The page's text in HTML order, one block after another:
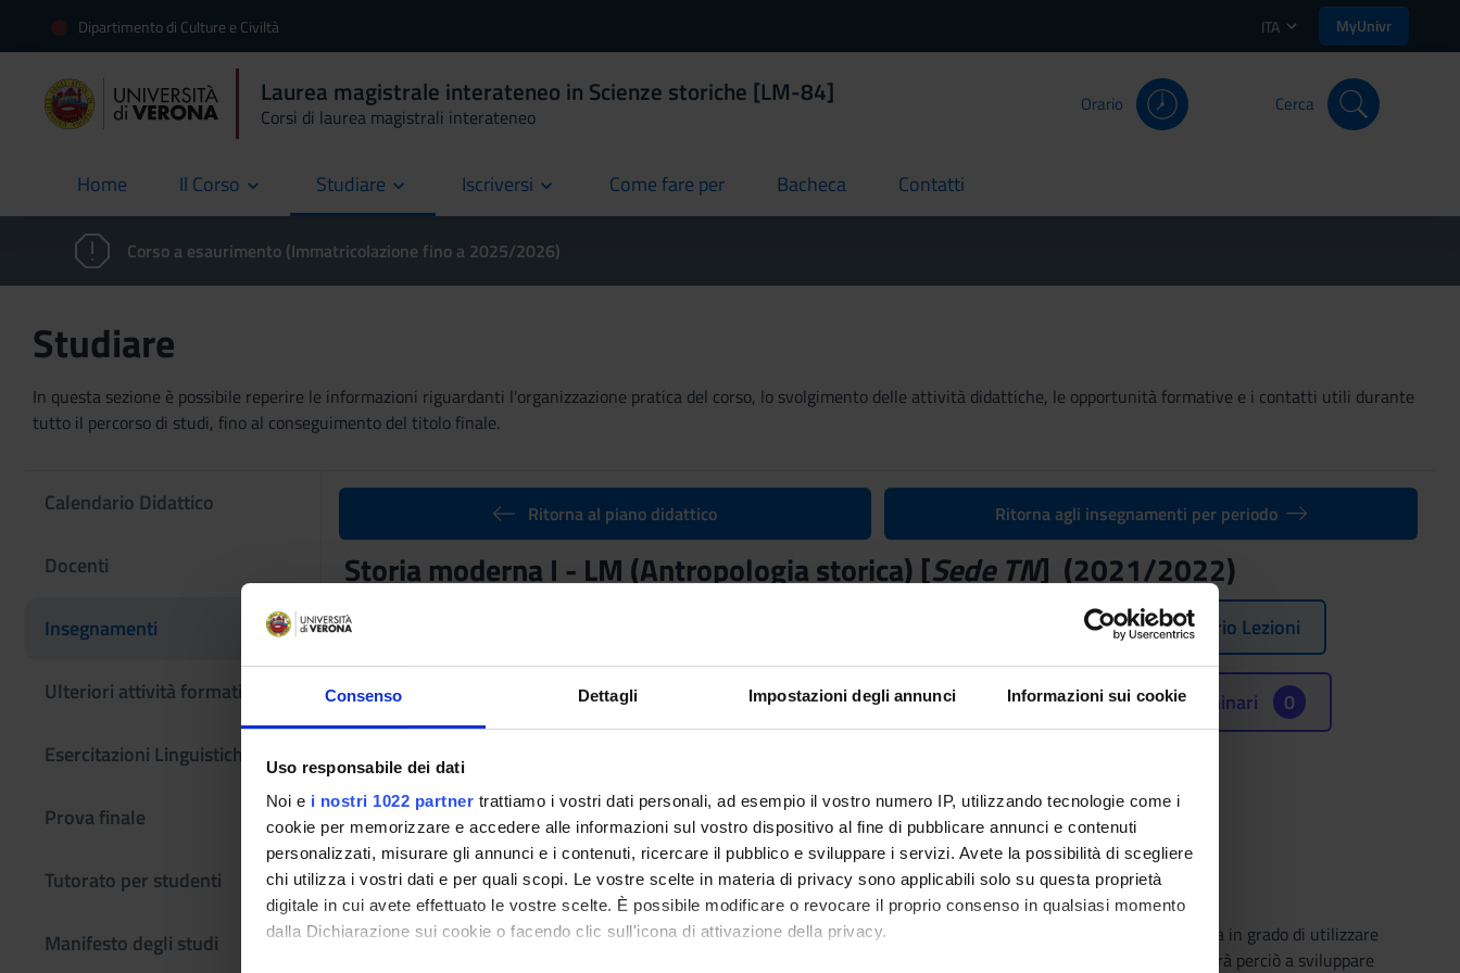
Consenso Dettagli Impostazioni degli annunci Informazioni sui cookie
Uso responsabile dei dati
Noi e i nostri 1022 partner trattiamo i vostri dati personali, ad esempio il vostro numero IP, utilizzando tecnologie come i
cookie per memorizzare e accedere alle informazioni sul vostro dispositivo al fine di pubblicare annunci e contenuti
personalizzati, misurare gli annunci e i contenuti, ricercare il pubblico e sviluppare i servizi. Avete la possibilità di scegliere
chi utilizza i vostri dati e per quali scopi. Le vostre scelte in materia di privacy sono applicabili solo su questa proprietà
digitale in cui avete effettuato le vostre scelte. È possibile modificare o revocare il proprio consenso in qualsiasi momento
dalla Dichiarazione sui cookie o facendo clic sull'icona di attivazione della privacy.
Dipartimento di Culture e Civiltà ITA MyUnivr
Laurea magistrale interateneo in Scienze storiche [LM-84]
Corsi di laurea magistrali interateneo
Orario Cerca
Home
current Il Corso Studiare Iscriversi Come fare per
current Bacheca
current Contatti
current
Corso a esaurimento (Immatricolazione fino a 2025/2026)
Studiare
In questa sezione è possibile reperire le informazioni riguardanti l'organizzazione pratica del corso, lo svolgimento delle attività didattiche, le opportunità formative e i contatti utili durante
tutto il percorso di studi, fino al conseguimento del titolo finale.
Calendario Didattico
Docenti
Insegnamenti
Ulteriori attività formative
Esercitazioni Linguistiche CLA
Prova finale
Tutorato per studenti
Manifesto degli studi
Ritorna al piano didattico Ritorna agli insegnamenti per periodo
Storia moderna I - LM (Antropologia storica) [Sede TN] (2021/2022)
Codice insegnamento
4S001217
Giovanni Ciappelli
Crediti
6
Italiano
Periodo
1° semestre lezioni a Trento dal 13 set 2021 al 22 dic 2021.
Orario Lezioni
Seminari 0
Obiettivi formativi
Acquisizione di una buona padronanza degli strumenti di ricerca relativi alla storia moderna, in modo che lo studente sia in grado di utilizzare
criticamente le fonti e la letteratura relative a uno o più temi scelti come centrali per il modulo. L’attività didattica mirerà perciò a sviluppare